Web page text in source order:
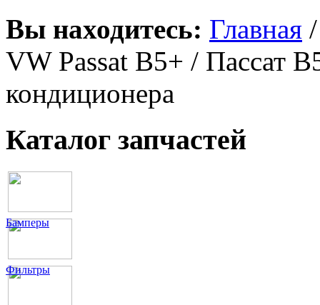
Вы находитесь: Главная
VW Passat B5+ / Пассат
кондиционера
Каталог запчастей
Бамперы
Фильтры